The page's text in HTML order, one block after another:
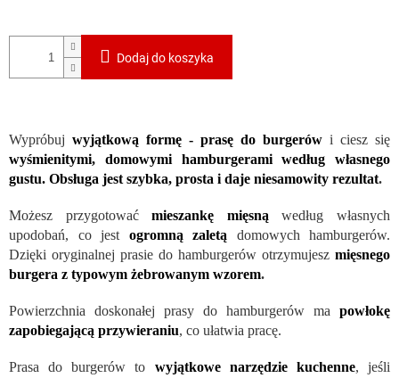
Dodaj do koszyka
Wypróbuj wyjątkową formę - prasę do burgerów i ciesz się
wyśmienitymi, domowymi hamburgerami według własnego
gustu. Obsługa jest szybka, prosta i daje niesamowity rezultat.
Możesz przygotowaćmieszankę mięsną według własnych
upodobań, co jest ogromną zaletą
domowych hamburgerów.
Dzięki oryginalnej prasie do hamburgerów otrzymujesz mięsnego
burgera z typowym żebrowanym wzorem.
Powierzchnia doskonałej prasy do hamburgerów ma powłokę
zapobiegającą przywieraniu, co ułatwia pracę.
Prasa do burgerów to wyjątkowe narzędzie kuchenne, jeśli